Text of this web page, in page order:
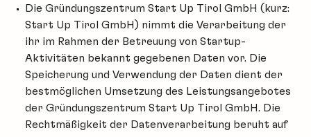
Die Gründungszentrum Start Up Tirol GmbH (kurz:
Start Up Tirol GmbH) nimmt die Verarbeitung der
ihr im Rahmen der Betreuung von Startup-
Aktivitäten bekannt gegebenen Daten vor. Die
Speicherung und Verwendung der Daten dient der
bestmöglichen Umsetzung des Leistungsangebotes
der Gründungszentrum Start Up Tirol GmbH. Die
Rechtmäßigkeit der Datenverarbeitung beruht auf